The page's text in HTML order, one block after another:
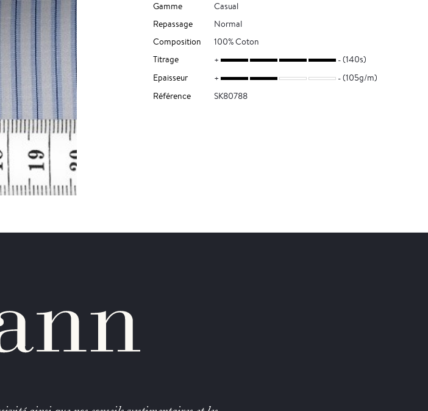
Gamme
Casual
Repassage
Normal
Composition
100% Coton
Titrage
(140s)
Epaisseur
(105g/m)
Référence
SK80788